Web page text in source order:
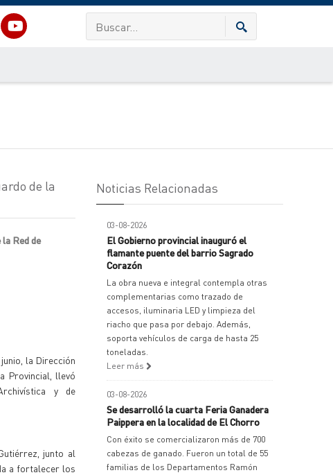
de la
Red de
la Dirección
Provincial, llevó
y de
junto al
a fortalecer los
Noticias Relacionadas
03-08-2026
El Gobierno provincial inauguró el
flamante puente del barrio Sagrado
Corazón
La obra nueva e integral contempla otras
complementarias como trazado de
accesos, iluminaria LED y limpieza del
riacho que pasa por debajo. Además,
soporta vehículos de carga de hasta 25
toneladas.
Leer más
03-08-2026
Se desarrolló la cuarta Feria Ganadera
Paippera en la localidad de El Chorro
Con éxito se comercializaron más de 700
cabezas de ganado. Fueron un total de 55
familias de los Departamentos Ramón